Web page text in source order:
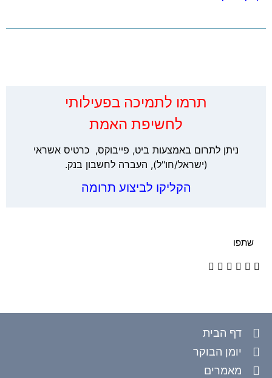
‏תרמו לתמיכה בפעילותי
לחשיפת האמת
ניתן לתרום באמצעות ביט, פייבוקס, כרטיס אשראי
(ישראל/חו"ל), העברה לחשבון בנק.
הקליקו לביצוע תרומה
שתפו
דף הבית
יומן הבוקר
מאמרים